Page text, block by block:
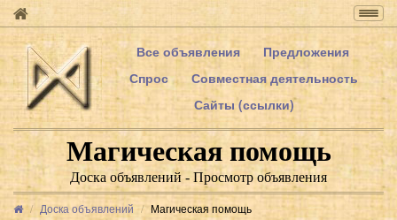
Все объявления
Предложения
Спрос
Совместная деятельность
Сайты (ссылки)
Магическая помощь
Доска объявлений - Просмотр объявления
Доска объявлений
Магическая помощь